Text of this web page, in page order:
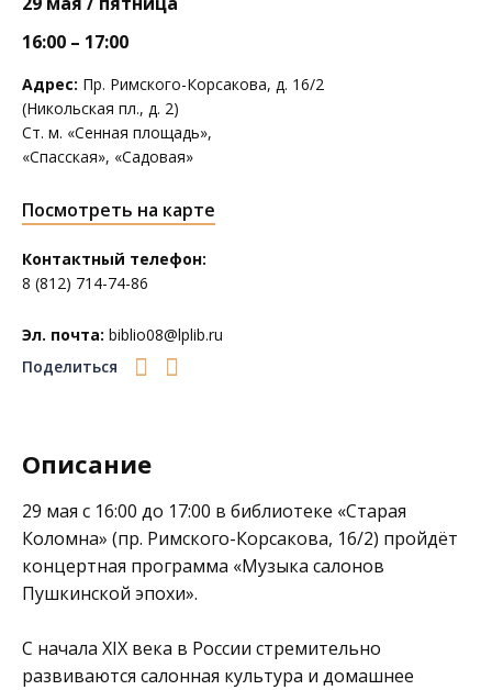
16:00 – 17:00
Адрес: Пр. Римского-Корсакова, д. 16/2
(Никольская пл., д. 2)
Ст. м. «Сенная площадь»,
«Спасская», «Садовая»
Посмотреть на карте
Контактный телефон:
8 (812) 714-74-86
Эл. почта: biblio08@lplib.ru
Поделиться
Описание
29 мая с 16:00 до 17:00 в библиотеке «Старая
Коломна» (пр. Римского-Корсакова, 16/2) пройдёт
концертная программа «Музыка салонов
Пушкинской эпохи».
С начала ХIХ века в России стремительно
развиваются салонная культура и домашнее